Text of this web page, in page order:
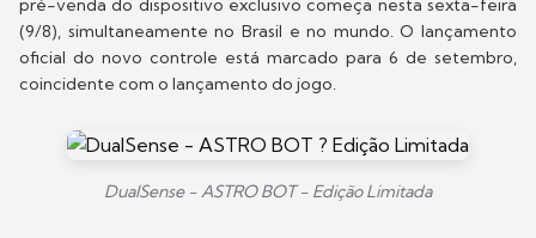
pré-venda do dispositivo exclusivo começa nesta sexta-feira
(9/8), simultaneamente no Brasil e no mundo. O lançamento
oficial do novo controle está marcado para 6 de setembro,
coincidente com o lançamento do jogo.
DualSense - ASTRO BOT - Edição Limitada